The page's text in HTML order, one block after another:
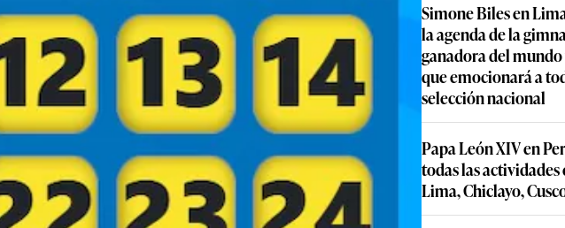
Simone Biles en
la agenda de la
ganadora del
que emocionará a
selección nacional
Papa León XIV en
todas las
Lima, Chiclayo,